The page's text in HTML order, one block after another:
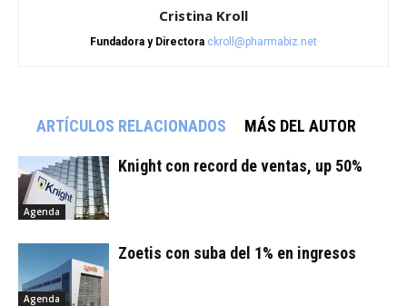
Cristina Kroll
Fundadora y Directora ckroll@pharmabiz.net
ARTÍCULOS RELACIONADOS MÁS DEL AUTOR
Agenda
Knight con record de ventas, up 50%
Agenda
Zoetis con suba del 1% en ingresos